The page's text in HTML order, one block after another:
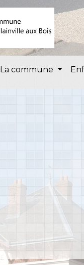
La commune